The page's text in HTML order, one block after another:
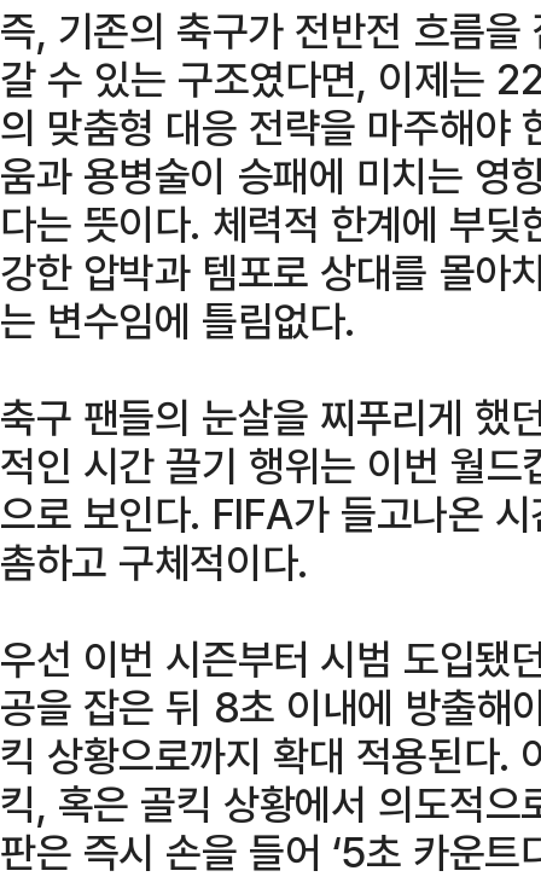
즉, 기존의 축구가 전반전 흐름
갈 수 있는 구조였다면, 이제는
의 맞춤형 대응 전략을 마주해야
움과 용병술이 승패에 미치는 영
다는 뜻이다. 체력적 한계에 부
강한 압박과 템포로 상대를 몰아
는 변수임에 틀림없다.
축구 팬들의 눈살을 찌푸리게 했
적인 시간 끌기 행위는 이번 월
으로 보인다. FIFA가 들고나온
촘하고 구체적이다.
우선 이번 시즌부터 시범 도입됐
공을 잡은 뒤 8초 이내에 방출해
킥 상황으로까지 확대 적용된다.
킥, 혹은 골킥 상황에서 의도적
판은 즉시 손을 들어 ‘5초 카운트